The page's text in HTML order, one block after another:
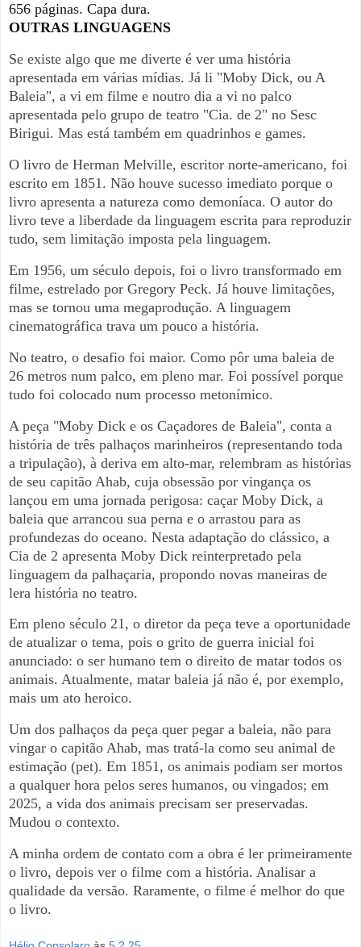
656 páginas. Capa dura.
OUTRAS LINGUAGENS
Se existe algo que me diverte é ver uma história
apresentada em várias mídias. Já li "Moby Dick, ou A
Baleia", a vi em filme e noutro dia a vi no palco
apresentada pelo grupo de teatro "Cia. de 2" no Sesc
Birigui. Mas está também em quadrinhos e games.
O livro de Herman Melville, escritor norte-americano, foi
escrito em 1851. Não houve sucesso imediato porque o
livro apresenta a natureza como demoníaca. O autor do
livro teve a liberdade da linguagem escrita para reproduzir
tudo, sem limitação imposta pela linguagem.
Em 1956, um século depois, foi o livro transformado em
filme, estrelado por Gregory Peck. Já houve limitações,
mas se tornou uma megaprodução. A linguagem
cinematográfica trava um pouco a história.
No teatro, o desafio foi maior. Como pôr uma baleia de
26 metros num palco, em pleno mar. Foi possível porque
tudo foi colocado num processo metonímico.
A peça "Moby Dick e os Caçadores de Baleia", conta a
história de três palhaços marinheiros (representando toda
a tripulação), à deriva em alto-mar, relembram as histórias
de seu capitão Ahab, cuja obsessão por vingança os
lançou em uma jornada perigosa: caçar Moby Dick, a
baleia que arrancou sua perna e o arrastou para as
profundezas do oceano. Nesta adaptação do clássico, a
Cia de 2 apresenta Moby Dick reinterpretado pela
linguagem da palhaçaria, propondo novas maneiras de
lera história no teatro.
Em pleno século 21, o diretor da peça teve a oportunidade
de atualizar o tema, pois o grito de guerra inicial foi
anunciado: o ser humano tem o direito de matar todos os
animais. Atualmente, matar baleia já não é, por exemplo,
mais um ato heroico.
Um dos palhaços da peça quer pegar a baleia, não para
vingar o capitão Ahab, mas tratá-la como seu animal de
estimação (pet). Em 1851, os animais podiam ser mortos
a qualquer hora pelos seres humanos, ou vingados; em
2025, a vida dos animais precisam ser preservadas.
Mudou o contexto.
A minha ordem de contato com a obra é ler primeiramente
o livro, depois ver o filme com a história. Analisar a
qualidade da versão. Raramente, o filme é melhor do que
o livro.